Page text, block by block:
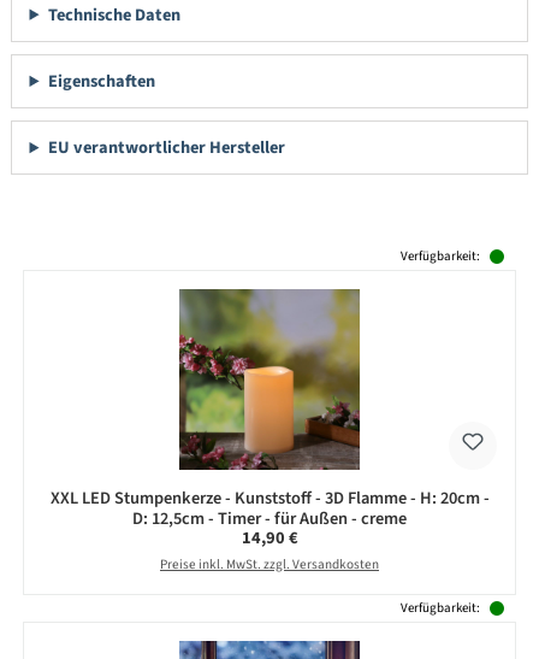
Technische Daten
Eigenschaften
EU verantwortlicher Hersteller
Verfügbarkeit:
XXL LED Stumpenkerze - Kunststoff - 3D Flamme - H: 20cm -
D: 12,5cm - Timer - für Außen - creme
Regulärer Preis:
14,90 €
Preise inkl. MwSt. zzgl. Versandkosten
Verfügbarkeit: